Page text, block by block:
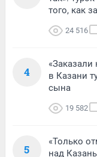
того, как
24 516
4
«Заказали
в Казани
сына
19 582
5
«Только
над